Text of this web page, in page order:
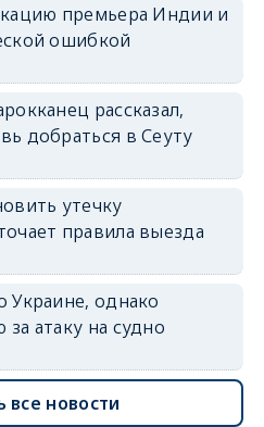
премьера Индии и
ошибкой
рассказал,
добраться в Сеуту
утечку
правила выезда
Украине, однако
атаку на судно
все новости